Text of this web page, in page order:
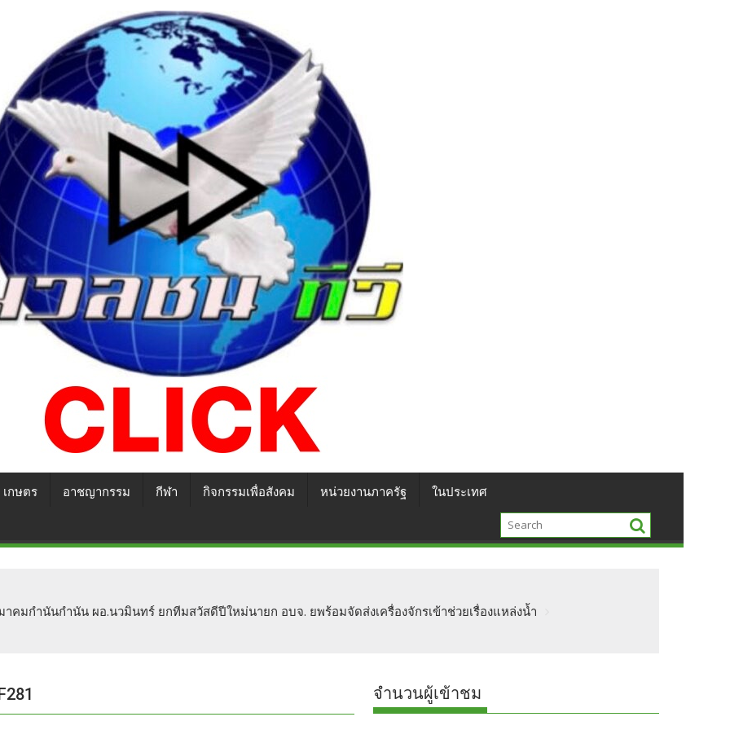
เกษตร อาชญากรรม กีฬา กิจกรรมเพื่อสังคม หน่วยงานภาครัฐ ในประเทศ
คมกำนันกำนัน ผอ.นวมินทร์ ยกทีมสวัสดีปีใหม่นายก อบจ. ยพร้อมจัดส่งเครื่องจักรเข้าช่วยเรื่องแหล่งน้ำ
จำนวนผู้เข้าชม